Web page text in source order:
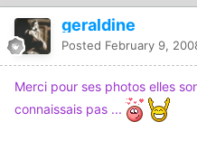
geraldine
Posted February 9,
Merci pour ses photos elles
connaissais pas ...